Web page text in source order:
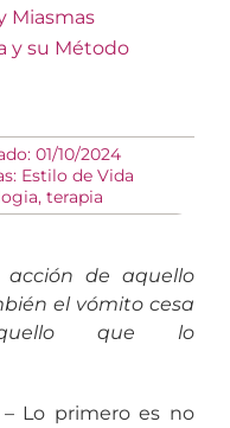
Miasmas
y su Método
01/10/2024
Estilo de Vida
, terapia
de aquello
el vómito cesa
que lo
– Lo primero es no